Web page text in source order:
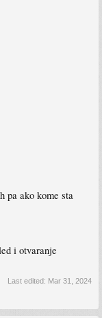
pa ako kome sta
i otvaranje
Last edited: Mar 31, 2024